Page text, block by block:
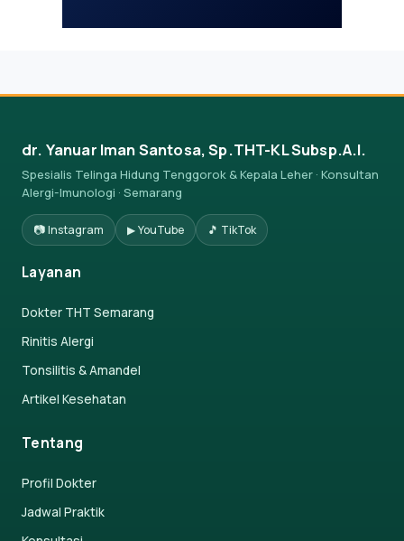
dr. Yanuar Iman Santosa, Sp.THT-KL Subsp.A.I.
Spesialis Telinga Hidung Tenggorok & Kepala Leher · Konsultan
Alergi-Imunologi · Semarang
📷 Instagram ▶ YouTube 🎵 TikTok
Layanan
Dokter THT Semarang
Rinitis Alergi
Tonsilitis & Amandel
Artikel Kesehatan
Tentang
Profil Dokter
Jadwal Praktik